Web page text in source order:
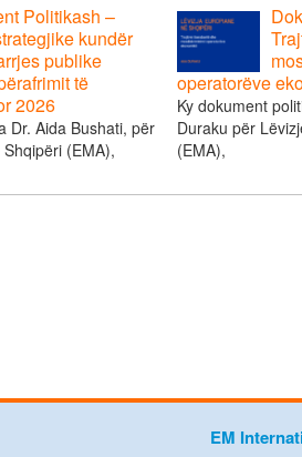
Politikash –
kundër
publike
të
2026
Dr. Aida Bushati, për
(EMA),
operatorëve
Ky dokument
Duraku për
(EMA),
EM